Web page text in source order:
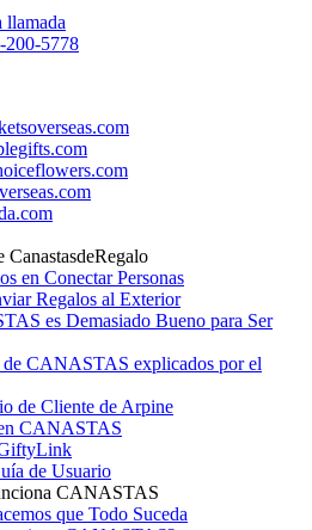
llamada
200-5778
CanastasdeRegalo
en Conectar Personas
Regalos al Exterior
es Demasiado Bueno para Ser
de CANASTAS explicados por el
de Cliente de Arpine
CANASTAS
de Usuario
CANASTAS
que Todo Suceda